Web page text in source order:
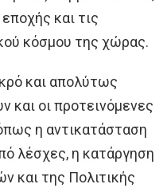
και τις
κόσμου της χώρας.
και απολύτως
και οι προτεινόμενες
η αντικατάσταση
λέσχες, η κατάργηση
και της Πολιτικής